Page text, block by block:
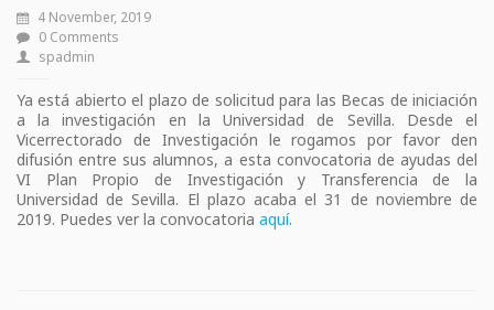
4 November, 2019
0 Comments
spadmin
Ya está abierto el plazo de solicitud para las Becas de iniciación
a la investigación en la Universidad de Sevilla. Desde el
Vicerrectorado de Investigación le rogamos por favor den
difusión entre sus alumnos, a esta convocatoria de ayudas del
VI Plan Propio de Investigación y Transferencia de la
Universidad de Sevilla. El plazo acaba el 31 de noviembre de
2019. Puedes ver la convocatoria aquí.